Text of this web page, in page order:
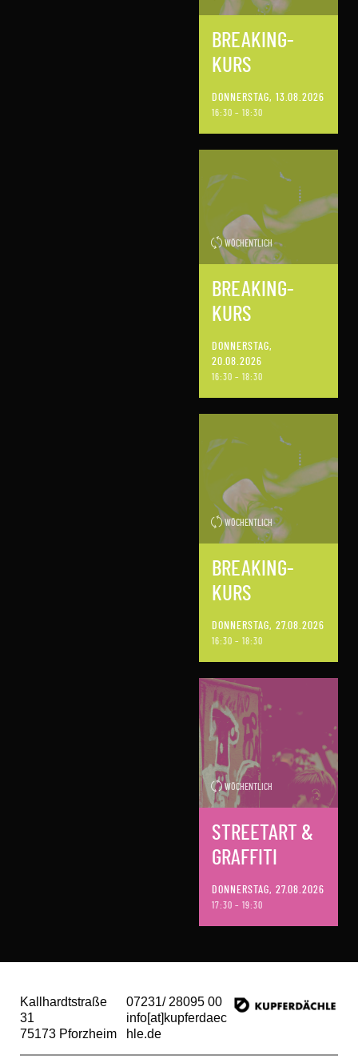
BREAKING-
KURS
DONNERSTAG, 13.08.2026
16:30 – 18:30
WÖCHENTLICH
BREAKING-
KURS
DONNERSTAG,
20.08.2026
16:30 – 18:30
WÖCHENTLICH
BREAKING-
KURS
DONNERSTAG, 27.08.2026
16:30 – 18:30
WÖCHENTLICH
STREETART &
GRAFFITI
DONNERSTAG, 27.08.2026
17:30 – 19:30
Kallhardtstraße
31
75173 Pforzheim
07231/ 28095 00
info[at]kupferdaec
hle.de